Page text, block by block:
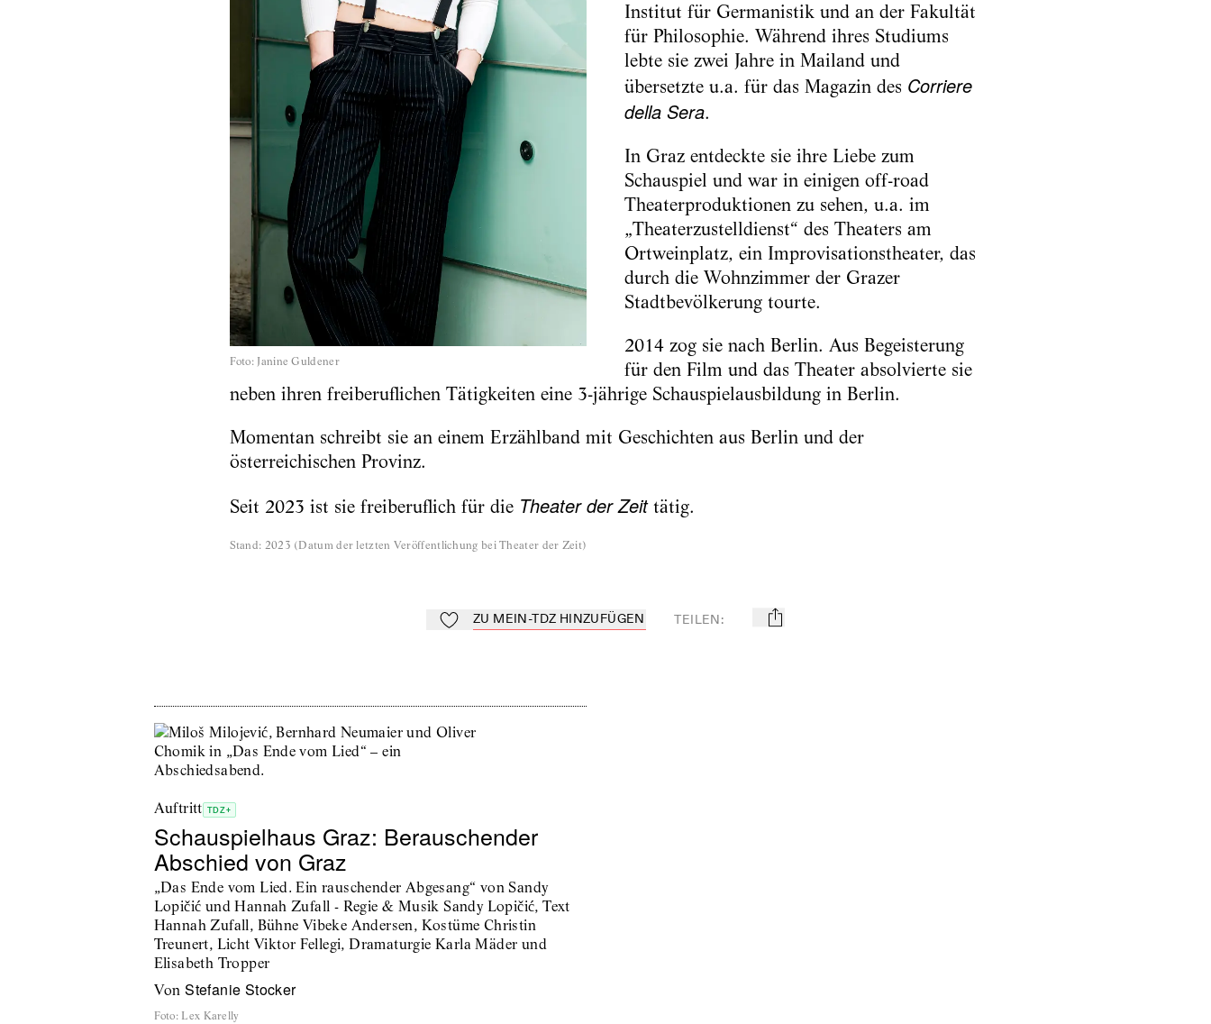
Foto: Janine Guldener
Institut für Germanistik und an der Fakultät
für Philosophie. Während ihres Studiums
lebte sie zwei Jahre in Mailand und
übersetzte u.a. für das Magazin des Corriere
della Sera.
In Graz entdeckte sie ihre Liebe zum
Schauspiel und war in einigen off-road
Theaterproduktionen zu sehen, u.a. im
„Theaterzustelldienst“ des Theaters am
Ortweinplatz, ein Improvisationstheater, das
durch die Wohnzimmer der Grazer
Stadtbevölkerung tourte.
2014 zog sie nach Berlin. Aus Begeisterung
für den Film und das Theater absolvierte sie
neben ihren freiberuflichen Tätigkeiten eine 3-jährige Schauspielausbildung in Berlin.
Momentan schreibt sie an einem Erzählband mit Geschichten aus Berlin und der
österreichischen Provinz.
Seit 2023 ist sie freiberuflich für die Theater der Zeittätig.
Stand: 2023 (Datum der letzten Veröffentlichung bei Theater der Zeit)
Zu Mein-TdZ hinzufügen
ZU MEIN-TDZ HINZUFÜGEN TEILEN: mail
Auftritt TDZ+
Schauspielhaus Graz: Berauschender
Abschied von Graz
„Das Ende vom Lied. Ein rauschender Abgesang“ von Sandy
Lopičić und Hannah Zufall - Regie & Musik Sandy Lopičić, Text
Hannah Zufall, Bühne Vibeke Andersen, Kostüme Christin
Treunert, Licht Viktor Fellegi, Dramaturgie Karla Mäder und
Elisabeth Tropper
von Stefanie Stocker
Foto: Lex Karelly